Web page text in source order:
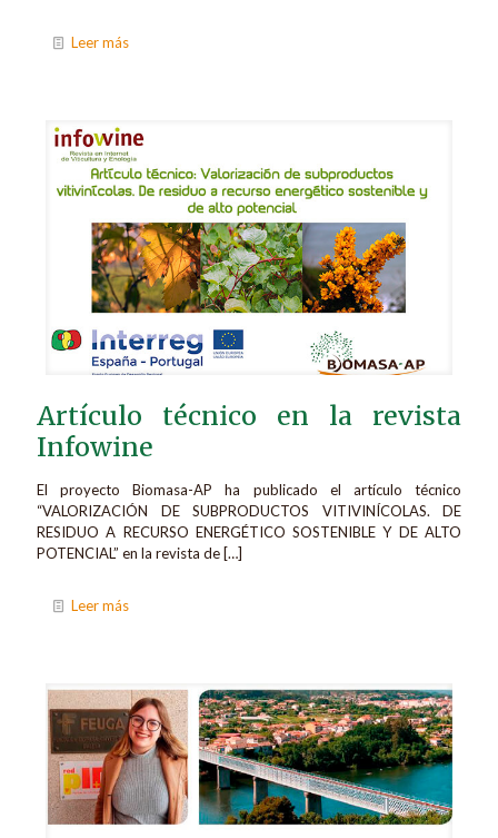
Leer más
Artículo técnico en la revista
Infowine
El proyecto Biomasa-AP ha publicado el artículo técnico
“VALORIZACIÓN DE SUBPRODUCTOS VITIVINÍCOLAS. DE
RESIDUO A RECURSO ENERGÉTICO SOSTENIBLE Y DE ALTO
POTENCIAL” en la revista de […]
Leer más